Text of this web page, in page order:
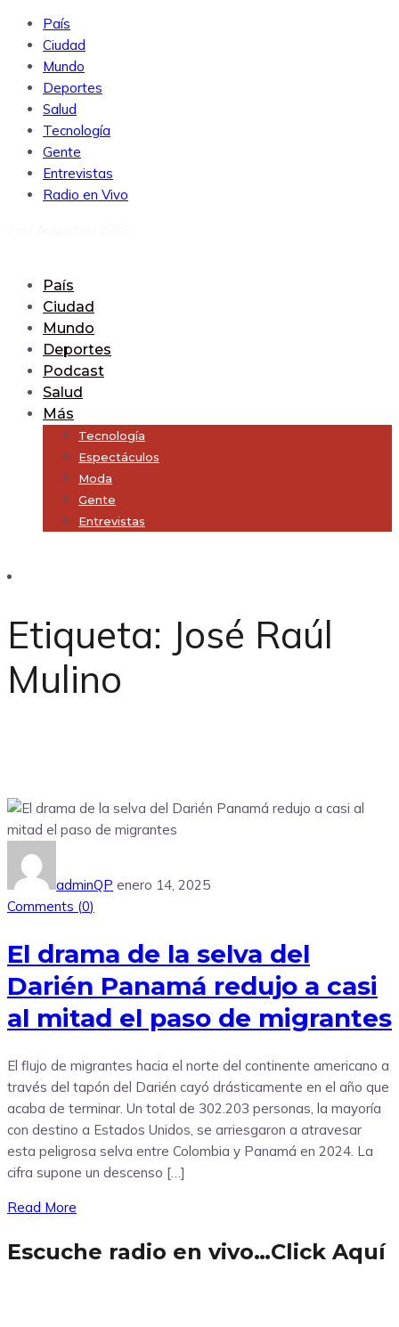
País
Ciudad
Mundo
Deportes
Salud
Tecnología
Gente
Entrevistas
Radio en Vivo
País
Ciudad
Mundo
Deportes
Podcast
Salud
Más
Tecnología
Espectáculos
Moda
Gente
Entrevistas
Etiqueta: José Raúl
Mulino
adminQP enero 14, 2025
Comments (0)
El drama de la selva del
Darién Panamá redujo a casi
al mitad el paso de migrantes
El flujo de migrantes hacia el norte del continente americano a
través del tapón del Darién cayó drásticamente en el año que
acaba de terminar. Un total de 302.203 personas, la mayoría
con destino a Estados Unidos, se arriesgaron a atravesar
esta peligrosa selva entre Colombia y Panamá en 2024. La
cifra supone un descenso […]
Read More
Escuche radio en vivo…Click Aquí